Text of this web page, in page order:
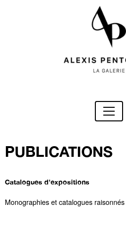
PUBLICATIONS
Catalogues d'expositions
Monographies et catalogues raisonnés